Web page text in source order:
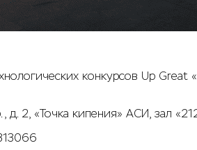
конкурсов Up
2, «Точка кипения» АСИ, зал